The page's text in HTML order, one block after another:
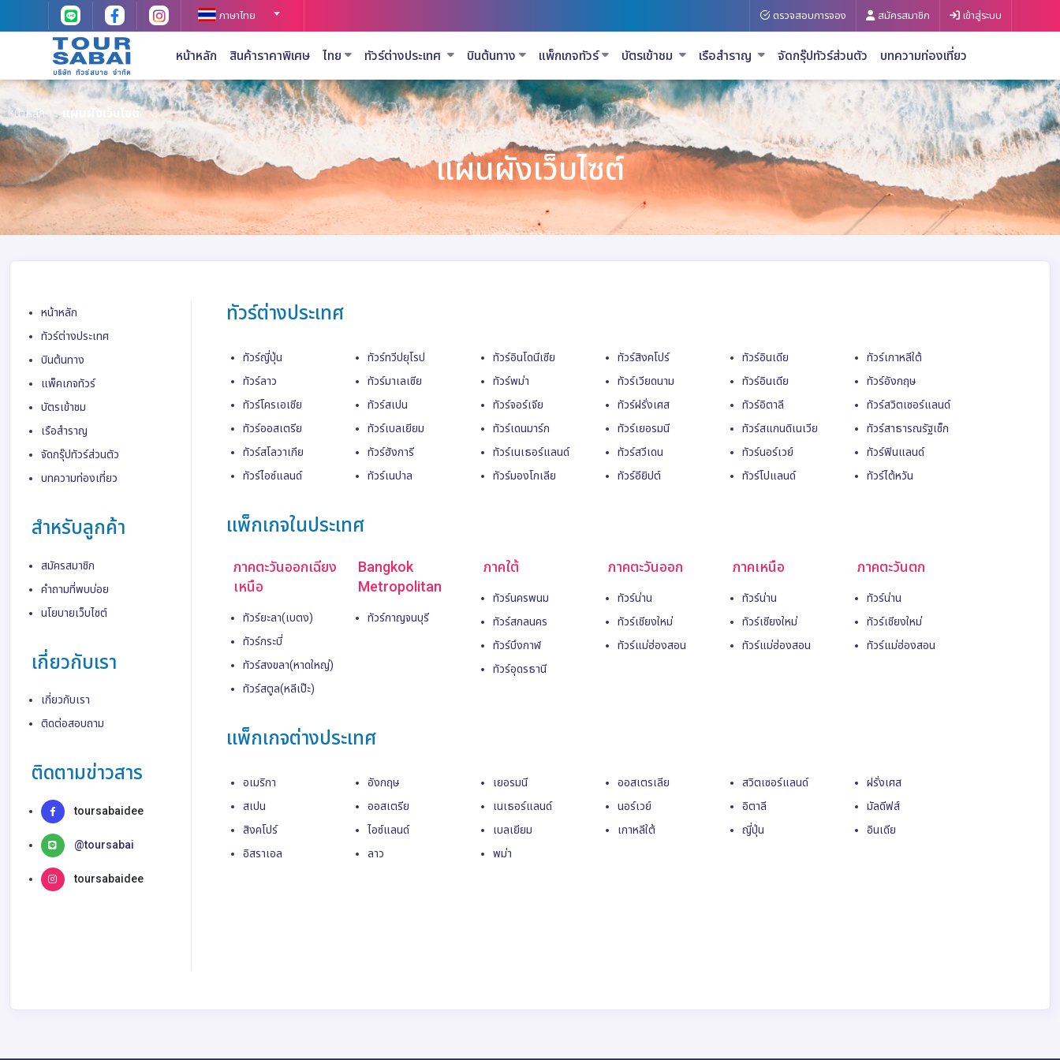
ภาษาไทย ตรวจสอบการจอง สมัครสมาชิก เข้าสู่ระบบ
หน้าหลัก สินค้าราคาพิเศษ ไทย ทัวร์ต่างประเทศ บินต้นทาง แพ็กเกจทัวร์ บัตรเข้าชม เรือสำราญ จัดกรุ๊ปทัวร์ส่วนตัว บทความท่องเที่ยว
หน้าหลัก แผนผังเว็บไซต์
แผนผังเว็บไซต์
หน้าหลัก
ทัวร์ต่างประเทศ
บินต้นทาง
แพ็คเกจทัวร์
บัตรเข้าชม
เรือสำราญ
จัดกรุ๊ปทัวร์ส่วนตัว
บทความท่องเที่ยว
สำหรับลูกค้า
สมัครสมาชิก
คำถามที่พบบ่อย
นโยบายเว็บไซต์
เกี่ยวกับเรา
เกี่ยวกับเรา
ติดต่อสอบถาม
ติดตามข่าวสาร
toursabaidee
@toursabai
toursabaidee
ทัวร์ต่างประเทศ
ทัวร์ญี่ปุ่น
ทัวร์ลาว
ทัวร์โครเอเชีย
ทัวร์ออสเตรีย
ทัวร์สโลวาเกีย
ทัวร์ไอซ์แลนด์
ทัวร์ทวีปยุโรป
ทัวร์มาเลเซีย
ทัวร์สเปน
ทัวร์เบลเยียม
ทัวร์ฮังการี
ทัวร์เนปาล
ทัวร์อินโดนีเซีย
ทัวร์พม่า
ทัวร์จอร์เจีย
ทัวร์เดนมาร์ก
ทัวร์เนเธอร์แลนด์
ทัวร์มองโกเลีย
ทัวร์สิงคโปร์
ทัวร์เวียดนาม
ทัวร์ฝรั่งเศส
ทัวร์เยอรมนี
ทัวร์สวีเดน
ทัวร์อียิปต์
ทัวร์อินเดีย
ทัวร์อินเดีย
ทัวร์อิตาลี
ทัวร์สแกนดิเนเวีย
ทัวร์นอร์เวย์
ทัวร์โปแลนด์
ทัวร์เกาหลีใต้
ทัวร์อังกฤษ
ทัวร์สวิตเซอร์แลนด์
ทัวร์สาธารณรัฐเช็ก
ทัวร์ฟินแลนด์
ทัวร์ไต้หวัน
แพ็กเกจในประเทศ
ภาคตะวันออกเฉียง
เหนือ
ทัวร์ยะลา(เบตง)
ทัวร์กระบี่
ทัวร์สงขลา(หาดใหญ่)
ทัวร์สตูล(หลีเป๊ะ)
Bangkok
Metropolitan
ทัวร์กาญจนบุรี
ภาคใต้
ทัวร์นครพนม
ทัวร์สกลนคร
ทัวร์บึงกาฬ
ทัวร์อุดรธานี
ภาคตะวันออก
ทัวร์น่าน
ทัวร์เชียงใหม่
ทัวร์แม่ฮ่องสอน
ภาคเหนือ
ทัวร์น่าน
ทัวร์เชียงใหม่
ทัวร์แม่ฮ่องสอน
ภาคตะวันตก
ทัวร์น่าน
ทัวร์เชียงใหม่
ทัวร์แม่ฮ่องสอน
แพ็กเกจต่างประเทศ
อเมริกา
สเปน
สิงคโปร์
อิสราเอล
อังกฤษ
ออสเตรีย
ไอซ์แลนด์
ลาว
เยอรมนี
เนเธอร์แลนด์
เบลเยียม
พม่า
ออสเตรเลีย
นอร์เวย์
เกาหลีใต้
สวิตเซอร์แลนด์
อิตาลี
ญี่ปุ่น
ฝรั่งเศส
มัลดีฟส์
อินเดีย